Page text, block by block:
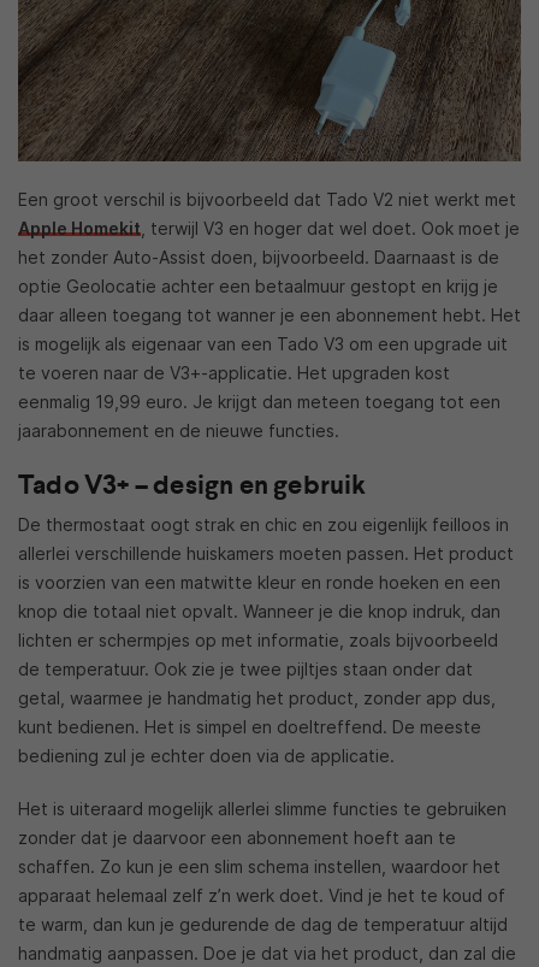
Een groot verschil is bijvoorbeeld dat Tado V2 niet werkt met
Apple Homekit , terwijl V3 en hoger dat wel doet. Ook moet je
het zonder Auto-Assist doen, bijvoorbeeld. Daarnaast is de
optie Geolocatie achter een betaalmuur gestopt en krijg je
daar alleen toegang tot wanner je een abonnement hebt. Het
is mogelijk als eigenaar van een Tado V3 om een upgrade uit
te voeren naar de V3+-applicatie. Het upgraden kost
eenmalig 19,99 euro. Je krijgt dan meteen toegang tot een
jaarabonnement en de nieuwe functies.
Tado V3+ – design en gebruik
De thermostaat oogt strak en chic en zou eigenlijk feilloos in
allerlei verschillende huiskamers moeten passen. Het product
is voorzien van een matwitte kleur en ronde hoeken en een
knop die totaal niet opvalt. Wanneer je die knop indruk, dan
lichten er schermpjes op met informatie, zoals bijvoorbeeld
de temperatuur. Ook zie je twee pijltjes staan onder dat
getal, waarmee je handmatig het product, zonder app dus,
kunt bedienen. Het is simpel en doeltreffend. De meeste
bediening zul je echter doen via de applicatie.
Het is uiteraard mogelijk allerlei slimme functies te gebruiken
zonder dat je daarvoor een abonnement hoeft aan te
schaffen. Zo kun je een slim schema instellen, waardoor het
apparaat helemaal zelf z’n werk doet. Vind je het te koud of
te warm, dan kun je gedurende de dag de temperatuur altijd
handmatig aanpassen. Doe je dat via het product, dan zal die